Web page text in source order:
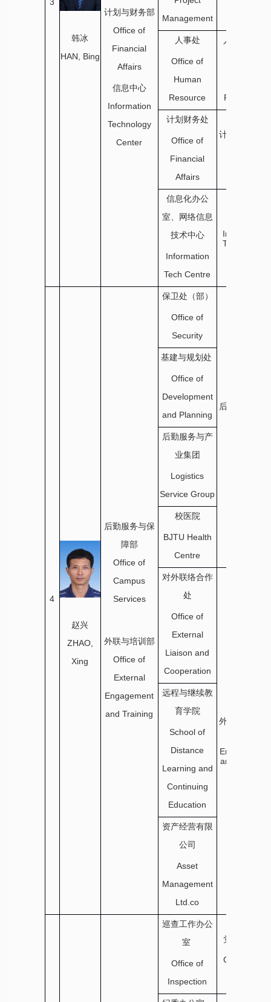
3
韩冰
HAN, Bing
计划与财务部
Office of
Financial
Affairs
信息中心
Information
Technology
Center
Management
人事处
Office of
Human
Resource
人力资源部
Resources
计划财务处
Office of
Financial
Affairs
计划与财务部
信息化办公
室、网络信息
技术中心
Information
Tech Centre
Information
Technology
4
赵兴
ZHAO,
Xing
后勤服务与保
障部
Office of
Campus
Services
外联与培训部
Office of
External
Engagement
and Training
保卫处（部）
Office of
Security
后勤服务与保
基建与规划处
Office of
Development
and Planning
后勤服务与产
业集团
Logistics
Service Group
校医院
BJTU Health
Centre
对外联络合作
处
Office of
External
Liaison and
Cooperation
外联与培训部
Engagement
and Training
远程与继续教
育学院
School of
Distance
Learning and
Continuing
Education
资产经营有限
公司
Asset
Management
Ltd.co
巡查工作办公
室
Office of
Inspection
党群工作部
Committee